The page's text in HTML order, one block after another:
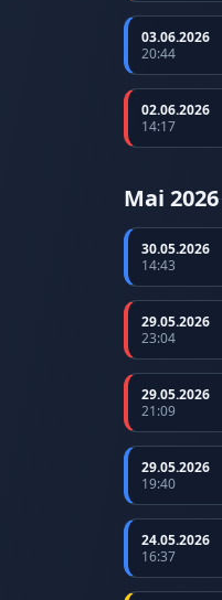
03.06.2026
20:44
02.06.2026
14:17
Mai 2026
30.05.2026
14:43
29.05.2026
23:04
29.05.2026
21:09
29.05.2026
19:40
24.05.2026
16:37